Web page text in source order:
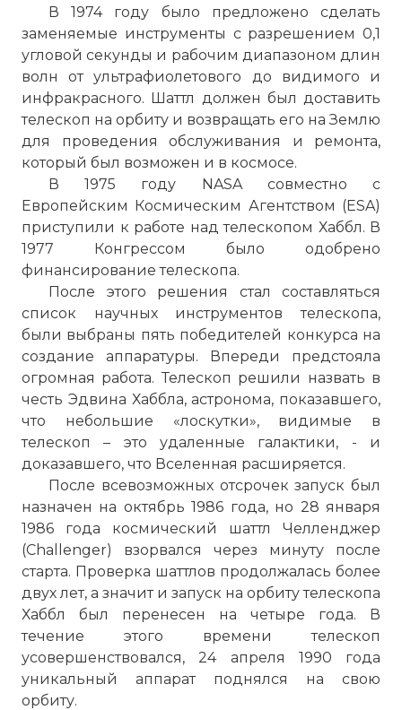
В 1974 году было предложено сделать
заменяемые инструменты с разрешением 0,1
угловой секунды и рабочим диапазоном длин
волн от ультрафиолетового до видимого и
инфракрасного. Шаттл должен был доставить
телескоп на орбиту и возвращать его на Землю
для проведения обслуживания и ремонта,
который был возможен и в космосе.
В 1975 году NASA совместно с
Европейским Космическим Агентством (ESA)
приступили к работе над телескопом Хаббл. В
1977 Конгрессом было одобрено
финансирование телескопа.
После этого решения стал составляться
список научных инструментов телескопа,
были выбраны пять победителей конкурса на
создание аппаратуры. Впереди предстояла
огромная работа. Телескоп решили назвать в
честь Эдвина Хаббла, астронома, показавшего,
что небольшие «лоскутки», видимые в
телескоп – это удаленные галактики, - и
доказавшего, что Вселенная расширяется.
После всевозможных отсрочек запуск был
назначен на октябрь 1986 года, но 28 января
1986 года космический шаттл Челленджер
(Challenger) взорвался через минуту после
старта. Проверка шаттлов продолжалась более
двух лет, а значит и запуск на орбиту телескопа
Хаббл был перенесен на четыре года. В
течение этого времени телескоп
усовершенствовался, 24 апреля 1990 года
уникальный аппарат поднялся на свою
орбиту.